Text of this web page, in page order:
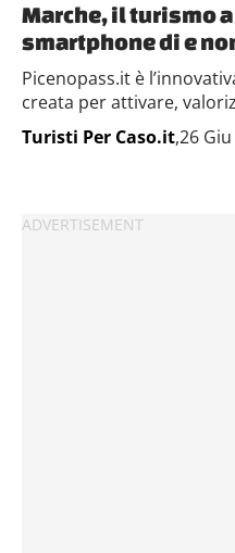
Marche, il turismo
smartphone di e
Picenopass.it è
creata per attivare,
Turisti Per Caso.it,26